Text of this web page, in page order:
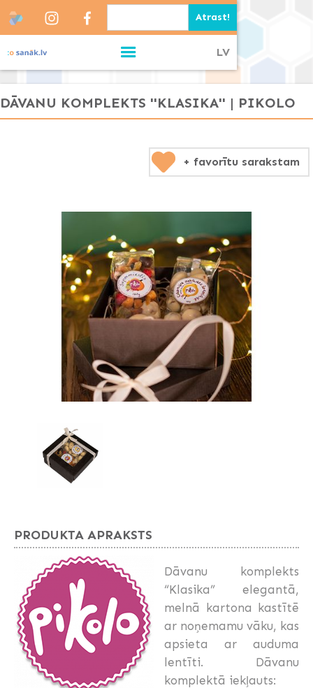
LV
DĀVANU KOMPLEKTS ''KLASIKA'' | PIKOLO
+ favorītu sarakstam
PRODUKTA APRAKSTS
Dāvanu komplekts
“Klasika” elegantā,
melnā kartona kastītē
ar noņemamu vāku, kas
apsieta ar auduma
lentīti. Dāvanu
komplektā iekļauts: